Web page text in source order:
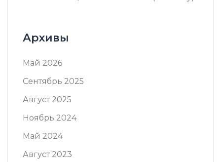
Архивы
Май 2026
Сентябрь 2025
Август 2025
Ноябрь 2024
Май 2024
Август 2023